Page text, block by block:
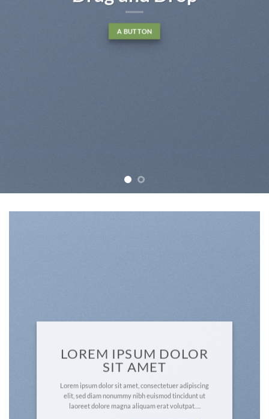
tincidunt ut laoreet dolore
LOREM IPSUM DOLOR
SIT AMET
Lorem ipsum dolor sit amet, consectetuer adipiscing
elit, sed diam nonummy nibh euismod tincidunt ut
laoreet dolore magna aliquam erat volutpat….